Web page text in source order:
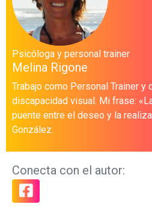
Psicóloga y personal trainer
Melina Rigone
Trabajo como Personal Trainer y
discapacidad visual. Mi frase:
puente entre el deseo y la
González.
Conecta con el autor: